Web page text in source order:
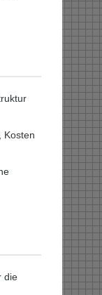
Kosten
die